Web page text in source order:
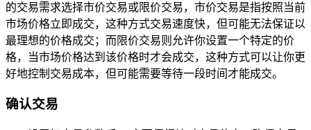
的交易需求选择市价交易或限价交易，市价交易是指按照当前
市场价格立即成交，这种方式交易速度快，但可能无法保证以
最理想的价格成交；而限价交易则允许你设置一个特定的价
格，当市场价格达到该价格时才会成交，这种方式可以让你更
好地控制交易成本，但可能需要等待一段时间才能成交。
确认交易